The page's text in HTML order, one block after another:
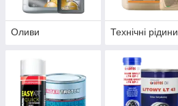
Оливи Технічні рідини